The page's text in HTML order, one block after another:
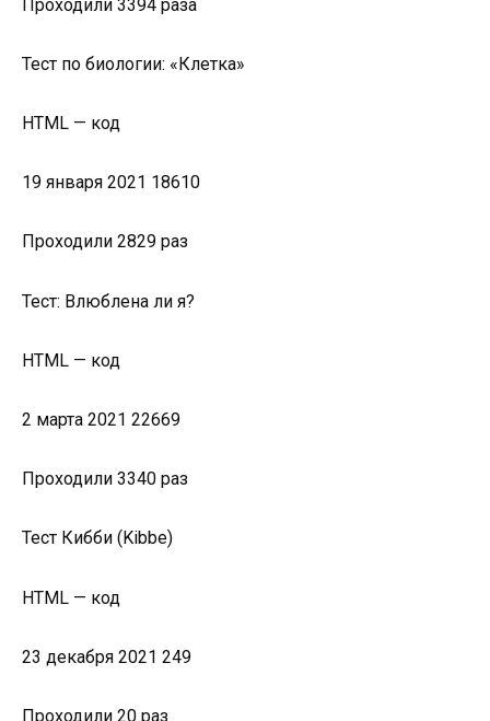
Проходили 3394 раза
Тест по биологии: «Клетка»
HTML — код
19 января 2021 18610
Проходили 2829 раз
Тест: Влюблена ли я?
HTML — код
2 марта 2021 22669
Проходили 3340 раз
Тест Кибби (Kibbe)
HTML — код
23 декабря 2021 249
Проходили 20 раз